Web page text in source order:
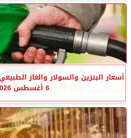
أسعار البنزين والسولار والغاز
6 أغسطس 2026